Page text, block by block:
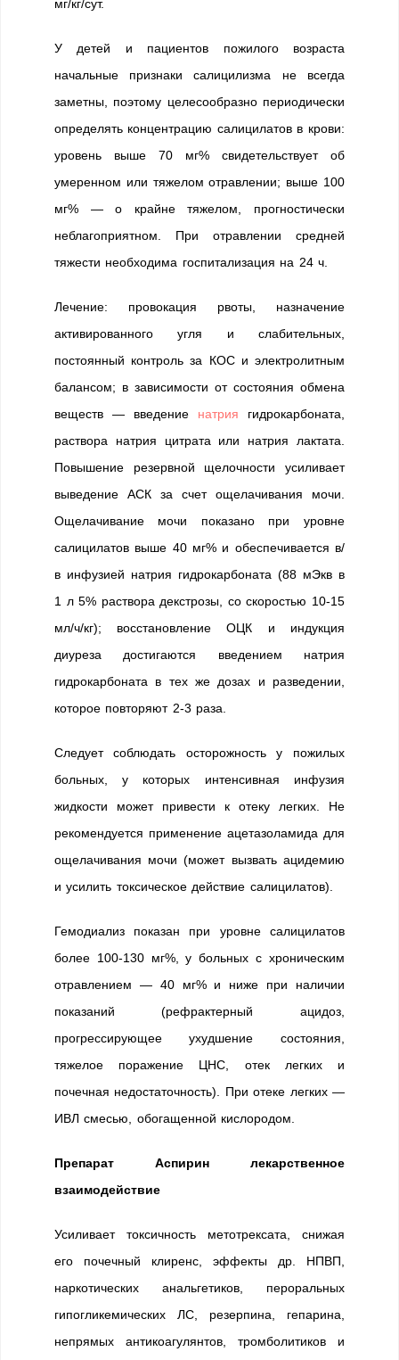
мг/кг/сут.
У детей и пациентов пожилого возраста
начальные признаки салицилизма не всегда
заметны, поэтому целесообразно периодически
определять концентрацию салицилатов в крови:
уровень выше 70 мг% свидетельствует об
умеренном или тяжелом отравлении; выше 100
мг% — о крайне тяжелом, прогностически
неблагоприятном. При отравлении средней
тяжести необходима госпитализация на 24 ч.
Лечение: провокация рвоты, назначение
активированного угля и слабительных,
постоянный контроль за КОС и электролитным
балансом; в зависимости от состояния обмена
веществ — введение натрия гидрокарбоната,
раствора натрия цитрата или натрия лактата.
Повышение резервной щелочности усиливает
выведение АСК за счет ощелачивания мочи.
Ощелачивание мочи показано при уровне
салицилатов выше 40 мг% и обеспечивается в/
в инфузией натрия гидрокарбоната (88 мЭкв в
1 л 5% раствора декстрозы, со скоростью 10-15
мл/ч/кг); восстановление ОЦК и индукция
диуреза достигаются введением натрия
гидрокарбоната в тех же дозах и разведении,
которое повторяют 2-3 раза.
Следует соблюдать осторожность у пожилых
больных, у которых интенсивная инфузия
жидкости может привести к отеку легких. Не
рекомендуется применение ацетазоламида для
ощелачивания мочи (может вызвать ацидемию
и усилить токсическое действие салицилатов).
Гемодиализ показан при уровне салицилатов
более 100-130 мг%, у больных с хроническим
отравлением — 40 мг% и ниже при наличии
показаний (рефрактерный ацидоз,
прогрессирующее ухудшение состояния,
тяжелое поражение ЦНС, отек легких и
почечная недостаточность). При отеке легких —
ИВЛ смесью, обогащенной кислородом.
Препарат Аспирин лекарственное
взаимодействие
Усиливает токсичность метотрексата, снижая
его почечный клиренс, эффекты др. НПВП,
наркотических анальгетиков, пероральных
гипогликемических ЛС, резерпина, гепарина,
непрямых антикоагулянтов, тромболитиков и